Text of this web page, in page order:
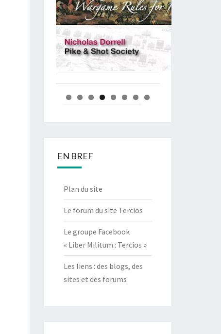
EN BREF
Plan du site
Le forum du site Tercios
Le groupe Facebook
« Liber Militum : Tercios »
Les liens : des blogs, des
sites et des forums